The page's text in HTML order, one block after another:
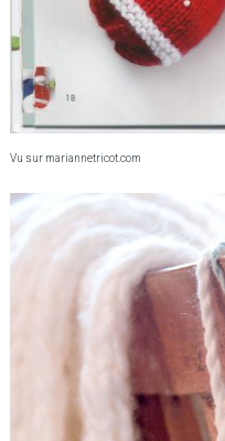
Vu sur mariannetricot.com